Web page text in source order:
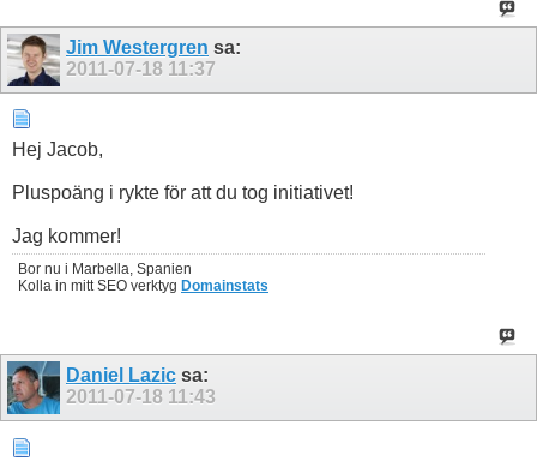
Jim Westergren sa:
2011-07-18 11:37
Hej Jacob,
Pluspoäng i rykte för att du tog initiativet!
Jag kommer!
Bor nu i Marbella, Spanien
Kolla in mitt SEO verktyg Domainstats
Daniel Lazic sa:
2011-07-18 11:43